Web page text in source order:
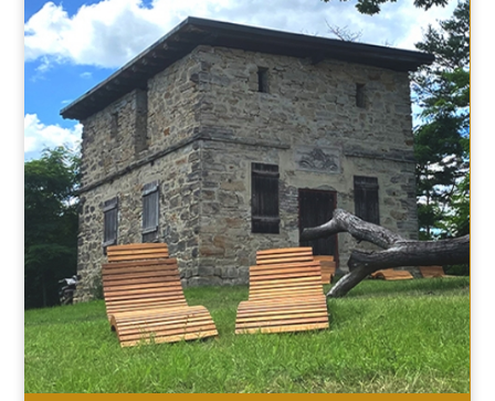
WELLNESS